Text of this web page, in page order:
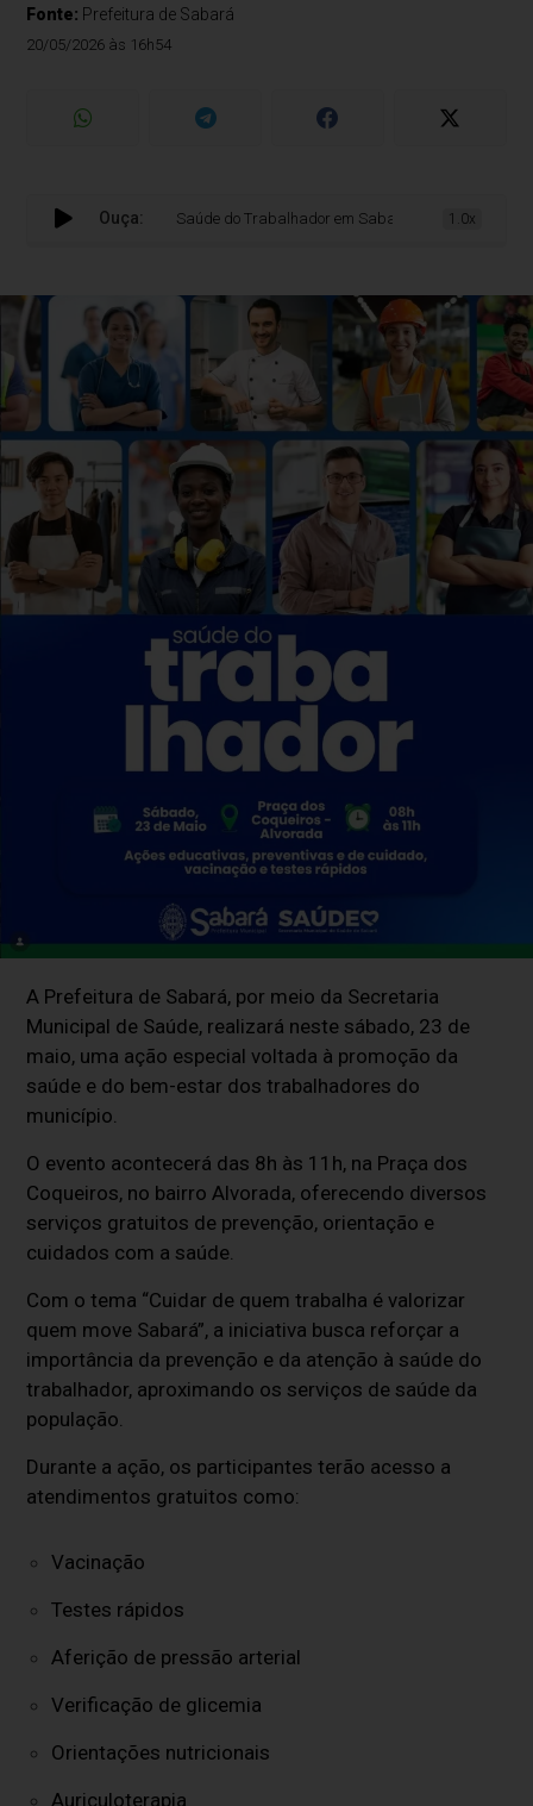
Fonte: Prefeitura de Sabará
20/05/2026 às 16h54
Ouça: Saúde do Trabalhador em Sabará: Prefeitura promove
1.0x
A Prefeitura de Sabará, por meio da Secretaria
Municipal de Saúde, realizará neste sábado, 23 de
maio, uma ação especial voltada à promoção da
saúde e do bem-estar dos trabalhadores do
município.
O evento acontecerá das 8h às 11h, na Praça dos
Coqueiros, no bairro Alvorada, oferecendo diversos
serviços gratuitos de prevenção, orientação e
cuidados com a saúde.
Com o tema “Cuidar de quem trabalha é valorizar
quem move Sabará”, a iniciativa busca reforçar a
importância da prevenção e da atenção à saúde do
trabalhador, aproximando os serviços de saúde da
população.
Durante a ação, os participantes terão acesso a
atendimentos gratuitos como:
Vacinação
Testes rápidos
Aferição de pressão arterial
Verificação de glicemia
Orientações nutricionais
Auriculoterapia